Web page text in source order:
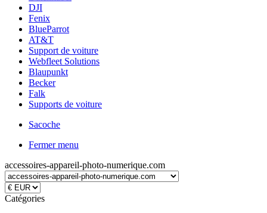
DJI
Fenix
BlueParrot
AT&T
Support de voiture
Webfleet Solutions
Blaupunkt
Becker
Falk
Supports de voiture
Sacoche
Fermer menu
accessoires-appareil-photo-numerique.com
Catégories